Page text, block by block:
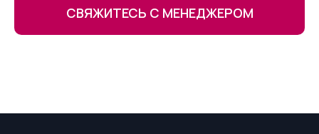
СВЯЖИТЕСЬ С МЕНЕДЖЕРОМ